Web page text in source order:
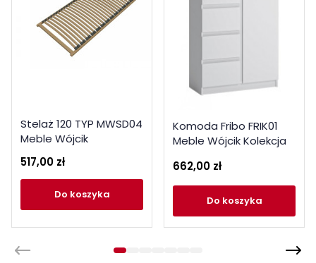
Stelaż 120 TYP MWSD04
Meble Wójcik
517,00 zł
do koszyka
Komoda Fribo FRIK01
Meble Wójcik Kolekcja
662,00 zł
do koszyka